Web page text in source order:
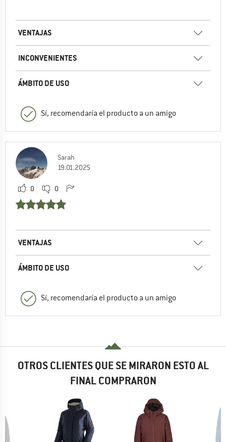
VENTAJAS
INCONVENIENTES
ÁMBITO DE USO
Sí, recomendaría el producto a un amigo
Sarah
19.01.2025
0 0
VENTAJAS
ÁMBITO DE USO
Sí, recomendaría el producto a un amigo
OTROS CLIENTES QUE SE MIRARON ESTO AL
FINAL COMPRARON